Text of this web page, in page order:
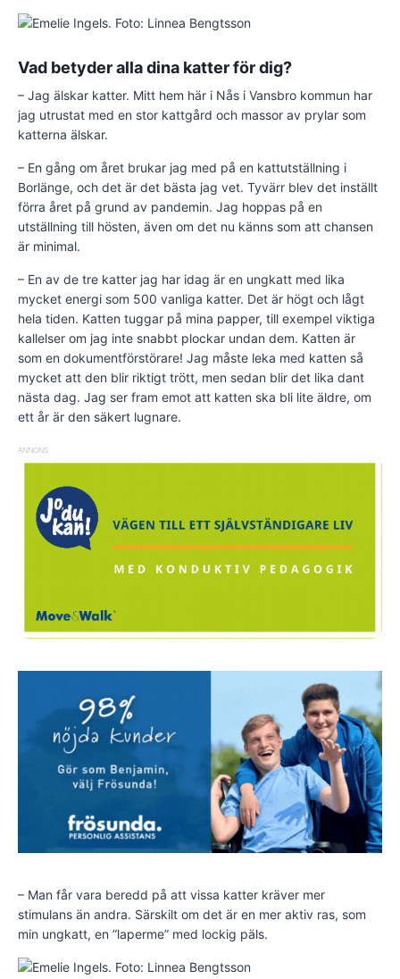
Vad betyder alla dina katter för dig?
– Jag älskar katter. Mitt hem här i Nås i Vansbro kommun har
jag utrustat med en stor kattgård och massor av prylar som
katterna älskar.
– En gång om året brukar jag med på en kattutställning i
Borlänge, och det är det bästa jag vet. Tyvärr blev det inställt
förra året på grund av pandemin. Jag hoppas på en
utställning till hösten, även om det nu känns som att chansen
är minimal.
– En av de tre katter jag har idag är en ungkatt med lika
mycket energi som 500 vanliga katter. Det är högt och lågt
hela tiden. Katten tuggar på mina papper, till exempel viktiga
kallelser om jag inte snabbt plockar undan dem. Katten är
som en dokumentförstörare! Jag måste leka med katten så
mycket att den blir riktigt trött, men sedan blir det lika dant
nästa dag. Jag ser fram emot att katten ska bli lite äldre, om
ett år är den säkert lugnare.
ANNONS
– Man får vara beredd på att vissa katter kräver mer
stimulans än andra. Särskilt om det är en mer aktiv ras, som
min ungkatt, en ”laperme” med lockig päls.